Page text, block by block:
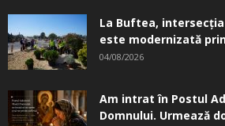
La Buftea, intersecţia
este modernizată
04/08/2026
Am intrat în Postul
Domnului. Urmează